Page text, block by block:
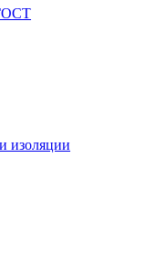
изоляции